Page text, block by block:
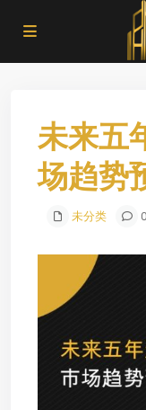
未来五
场趋势
未分类